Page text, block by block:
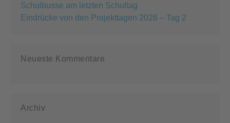
Schulbusse am letzten Schultag
Eindrücke von den Projekttagen 2026 – Tag 2
Neueste Kommentare
Archiv